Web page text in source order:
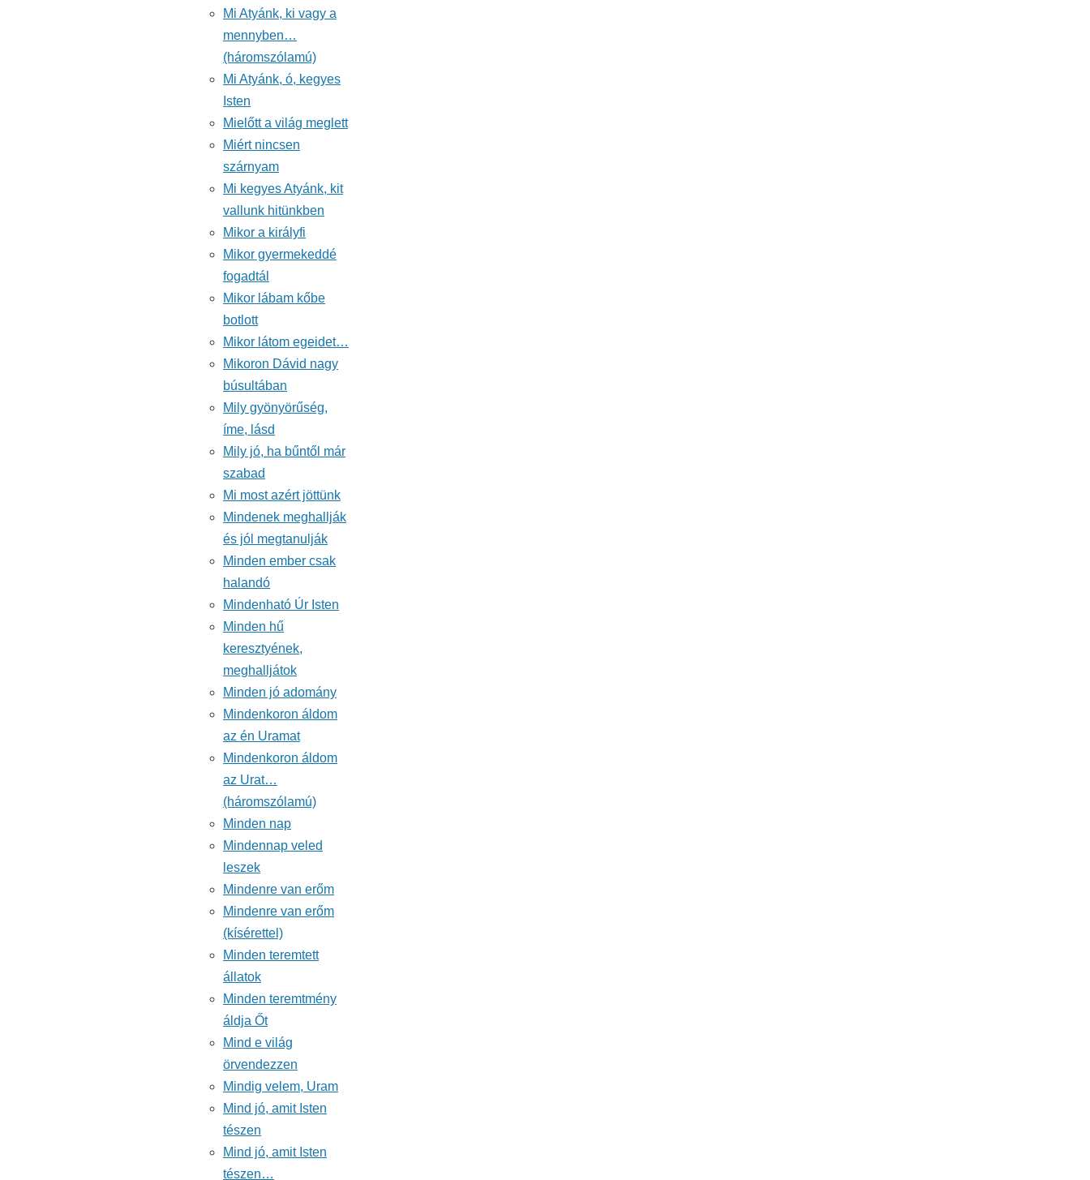
Mi Atyánk, ki vagy a
mennyben…
(háromszólamú)
Mi Atyánk, ó, kegyes
Isten
Mielőtt a világ meglett
Miért nincsen
szárnyam
Mi kegyes Atyánk, kit
vallunk hitünkben
Mikor a királyfi
Mikor gyermekeddé
fogadtál
Mikor lábam kőbe
botlott
Mikor látom egeidet…
Mikoron Dávid nagy
búsultában
Mily gyönyörűség,
íme, lásd
Mily jó, ha bűntől már
szabad
Mi most azért jöttünk
Mindenek meghallják
és jól megtanulják
Minden ember csak
halandó
Mindenható Úr Isten
Minden hű
keresztyének,
meghalljátok
Minden jó adomány
Mindenkoron áldom
az én Uramat
Mindenkoron áldom
az Urat…
(háromszólamú)
Minden nap
Mindennap veled
leszek
Mindenre van erőm
Mindenre van erőm
(kísérettel)
Minden teremtett
állatok
Minden teremtmény
áldja Őt
Mind e világ
örvendezzen
Mindig velem, Uram
Mind jó, amit Isten
tészen
Mind jó, amit Isten
tészen…